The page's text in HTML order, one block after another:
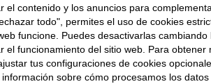
Útil (0)
el contenido y los anuncios para
todo", permites el uso de cookies
funcione. Puedes desactivarlas cambiando
el funcionamiento del sitio web. Para obtener
tus configuraciones de cookies
sobre cómo procesamos los datos